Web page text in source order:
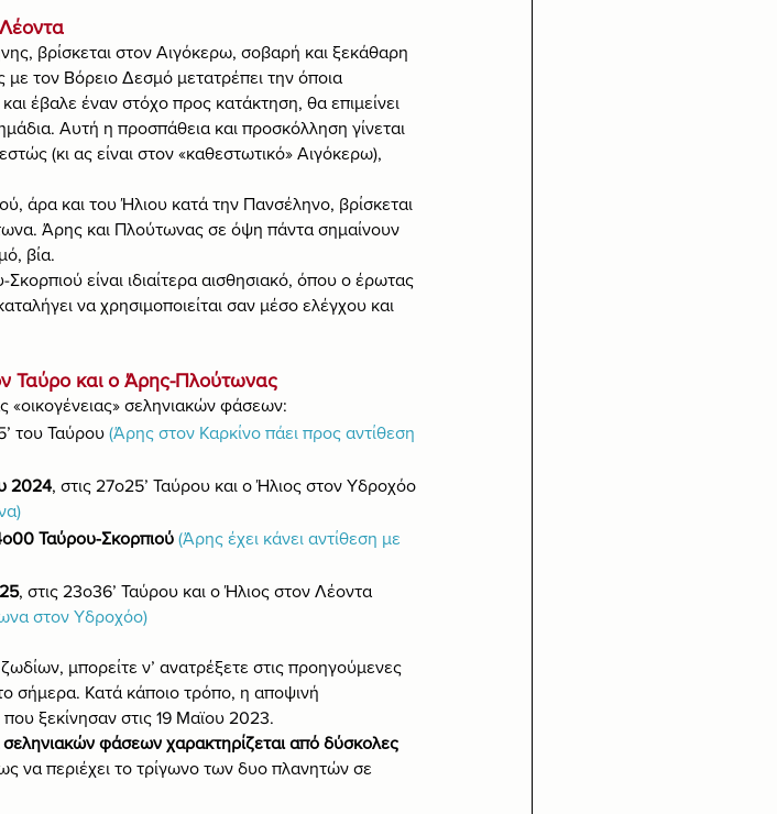
βρίσκεται στον Αιγόκερω, σοβαρή και ξεκάθαρη
τον Βόρειο Δεσμό μετατρέπει την όποια
έβαλε έναν στόχο προς κατάκτηση, θα επιμείνει
Αυτή η προσπάθεια και προσκόλληση γίνεται
(κι ας είναι στον «καθεστωτικό» Αιγόκερω),
άρα και του Ήλιου κατά την Πανσέληνο, βρίσκεται
Άρης και Πλούτωνας σε όψη πάντα σημαίνουν
βία.
είναι ιδιαίτερα αισθησιακό, όπου ο έρωτας
να χρησιμοποιείται σαν μέσο ελέγχου και
Ταύρο και ο Άρης-Πλούτωνας
«οικογένειας» σεληνιακών φάσεων:
του Ταύρου (Άρης στον Καρκίνο πάει προς αντίθεση
2024, στις 27ο25’ Ταύρου και ο Ήλιος στον Υδροχόο
Ταύρου-Σκορπιού (Άρης έχει κάνει αντίθεση με
, στις 23ο36’ Ταύρου και ο Ήλιος στον Λέοντα
στον Υδροχόο)
μπορείτε ν’ ανατρέξετε στις προηγούμενες
σήμερα. Κατά κάποιο τρόπο, η αποψινή
ξεκίνησαν στις 19 Μαϊου 2023.
σεληνιακών φάσεων χαρακτηρίζεται από δύσκολες
να περιέχει το τρίγωνο των δυο πλανητών σε